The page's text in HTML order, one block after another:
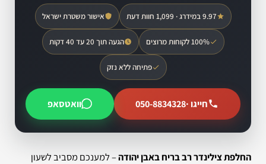
9.97 במידרג · 1,099 חוות דעת אישור משטרת ישראל
100% לקוחות מרוצים הגעה תוך 20 עד 40 דקות
פתיחה ללא נזק
חייגו ·050-8834328 וואטסאפ
החלפת צילינדר רב בריח באבן יהודה– למענכם מסביב לשעון